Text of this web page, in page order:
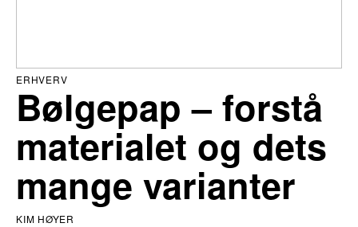
Bølgepap – forstå
materialet og dets
mange varianter
ERHVERV
KIM HØYER